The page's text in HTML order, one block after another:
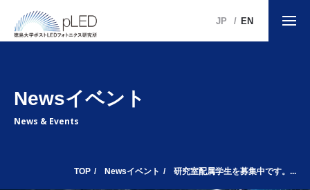
JP EN
Newsイベント
News & Events
TOP Newsイベント 研究室配属学生を募集中です。...